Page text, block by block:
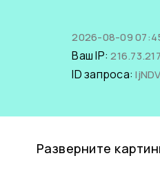
2026-08-09
Ваш IP:
ID запроса:
Разверните